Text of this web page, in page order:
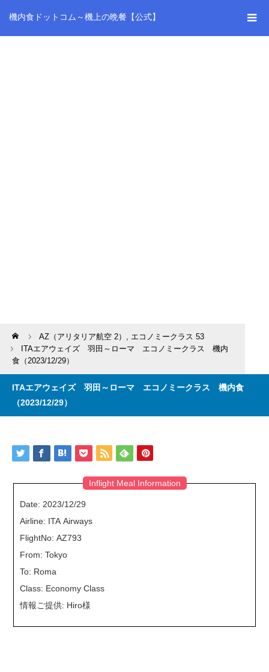
機内食ドットコム～機上の晩餐【公式】
Home AZ（アリタリア航空 2） , エコノミークラス 53
ITAエアウェイズ 羽田～ローマ エコノミークラス 機内
食（2023/12/29）
ITAエアウェイズ 羽田～ローマ エコノミークラス 機内食
（2023/12/29）
Inflight Meal Information
Date: 2023/12/29
Airline: ITA Airways
FlightNo: AZ793
From: Tokyo
To: Roma
Class: Economy Class
情報ご提供: Hiro様